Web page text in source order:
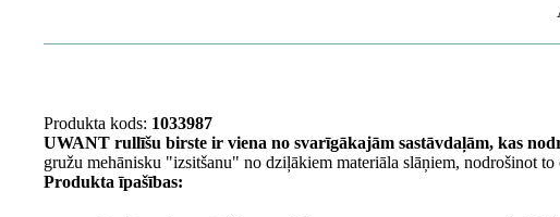
Produkta kods: 1033987
UWANT rullīšu birste ir viena no svarīgākajām sastāvdaļām, kas
gružu mehānisku "izsitšanu" no dziļākiem materiāla slāņiem, nodrošinot
Produkta īpašības: